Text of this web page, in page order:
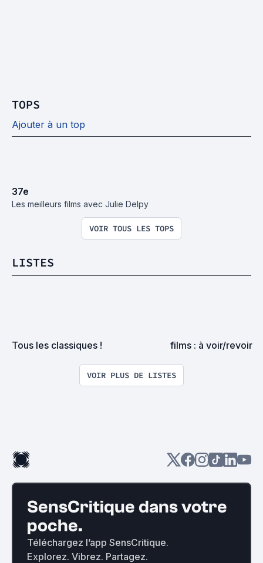
TOPS
Ajouter à un top
37e
Les meilleurs films avec Julie Delpy
VOIR TOUS LES TOPS
LISTES
Tous les classiques ! films : à voir/revoir
VOIR PLUS DE LISTES
SensCritique dans votre
poche.
Téléchargez l’app SensCritique.
Explorez. Vibrez. Partagez.